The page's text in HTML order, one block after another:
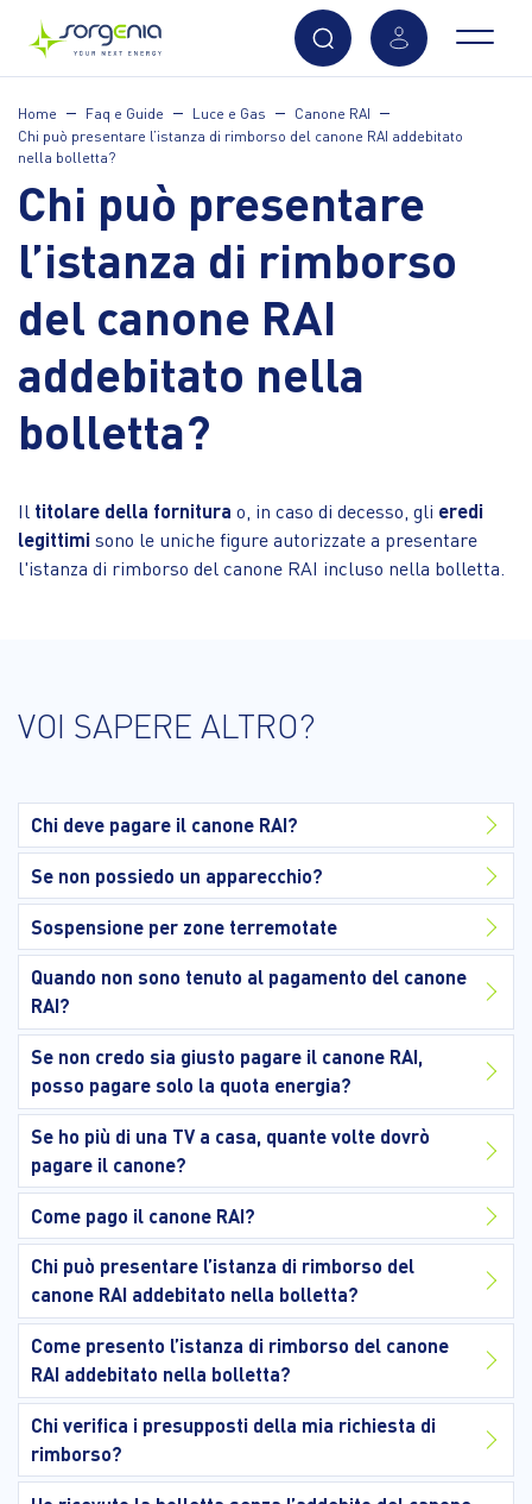
contenuto
Home Faq e Guide Luce e Gas
Canone RAI
Chi può presentare l’istanza di rimborso del canone RAI addebitato
nella bolletta?
Chi può presentare
l’istanza di rimborso
del canone RAI
addebitato nella
bolletta?
Il titolare della fornitura o, in caso di decesso, gli eredi
legittimi sono le uniche figure autorizzate a presentare
l'istanza di rimborso del canone RAI incluso nella bolletta.
VOI SAPERE ALTRO?
Chi deve pagare il canone RAI?
Se non possiedo un apparecchio?
Sospensione per zone terremotate
Quando non sono tenuto al pagamento del canone
RAI?
Se non credo sia giusto pagare il canone RAI,
posso pagare solo la quota energia?
Se ho più di una TV a casa, quante volte dovrò
pagare il canone?
Come pago il canone RAI?
Chi può presentare l’istanza di rimborso del
canone RAI addebitato nella bolletta?
Come presento l’istanza di rimborso del canone
RAI addebitato nella bolletta?
Chi verifica i presupposti della mia richiesta di
rimborso?